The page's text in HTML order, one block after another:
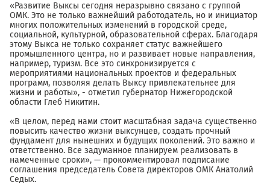
«Развитие Выксы сегодня неразрывно связано с группой
ОМК. Это не только важнейший работодатель, но и инициатор
многих положительных изменений в городской среде,
социальной, культурной, образовательной сферах. Благодаря
этому Выкса не только сохраняет статус важнейшего
промышленного центра, но и развивает новые направления,
например, туризм. Все это синхронизируется с
мероприятиями национальных проектов и федеральных
программ, позволяя делать Выксу привлекательнее для
жизни и работы», - отметил губернатор Нижегородской
области Глеб Никитин.
«В целом, перед нами стоит масштабная задача существенно
повысить качество жизни выксунцев, создать прочный
фундамент для нынешних и будущих поколений. Это важно и
ответственно. Все задуманное планируем реализовать в
намеченные сроки», — прокомментировал подписание
соглашения председатель Совета директоров ОМК Анатолий
Седых.